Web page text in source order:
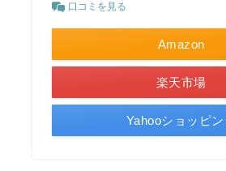
口コミを見る
Amazon
楽天市場
Yahooショッピ